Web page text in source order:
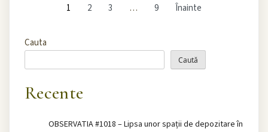
1 2 3 … 9 Înainte
Cauta
Caută
Recente
OBSERVATIA #1018 – Lipsa unor spații de depozitare în